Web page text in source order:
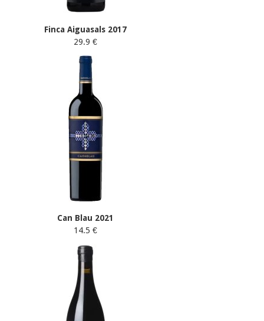
Finca Aiguasals 2017
29.9 €
Can Blau 2021
14.5 €